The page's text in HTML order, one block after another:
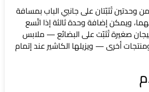
وحدتين تُثبّتان على جانبي الباب بمسافة
ويمكن إضافة وحدة ثالثة إذا اتّسع
صغيرة تُثبّت على البضائع — ملابس
أخرى — ويزيلها الكاشير عند إتمام